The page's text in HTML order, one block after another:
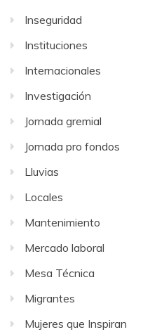
Inseguridad
Instituciones
Internacionales
Investigación
Jornada gremial
Jornada pro fondos
Lluvias
Locales
Mantenimiento
Mercado laboral
Mesa Técnica
Migrantes
Mujeres que Inspiran